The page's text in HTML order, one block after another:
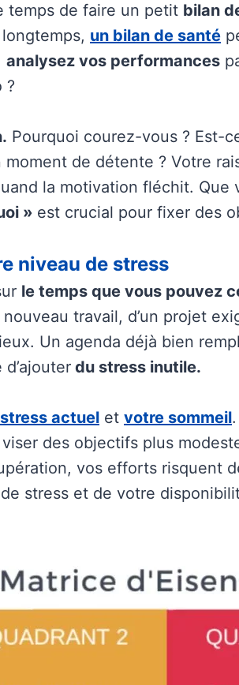
temps de faire un petit bilan
un bilan de santé
analysez vos performances
?
Pourquoi courez-vous ? Est-
de détente ? Votre
la motivation fléchit.
» est crucial pour fixer des
niveau de stress
le temps que vous pouvez
travail, d’un projet
Un agenda déjà bien
du stress inutile.
actuel et votre sommeil
des objectifs plus
vos efforts risquent
stress et de votre